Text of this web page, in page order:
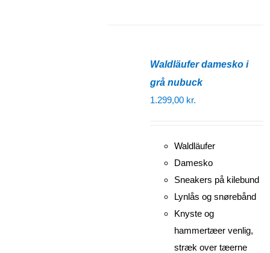
Waldläufer damesko i
grå nubuck
1.299,00 kr.
Waldläufer
Damesko
Sneakers på kilebund
Lynlås og snørebånd
Knyste og
hammertæer venlig,
stræk over tæerne